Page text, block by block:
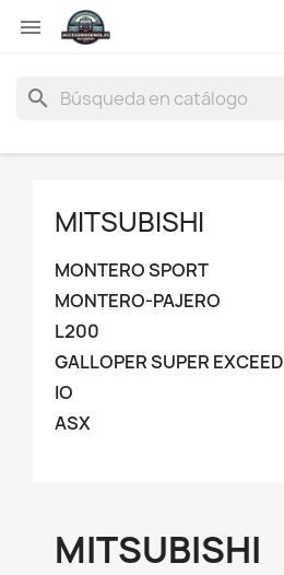

search
MITSUBISHI
MONTERO SPORT
MONTERO-PAJERO
L200
GALLOPER SUPER EXCEED
IO
ASX
MITSUBISHI